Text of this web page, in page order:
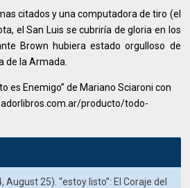
citados y una computadora de tiro (el
el San Luis se cubriría de gloria en los
Brown hubiera estado orgulloso de
de la Armada.
es Enemigo” de Mariano Sciaroni con
producto/todo-
August 25). “estoy listo”: El Coraje del